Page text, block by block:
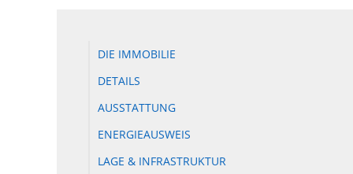
DIE IMMOBILIE
DETAILS
AUSSTATTUNG
ENERGIEAUSWEIS
LAGE & INFRASTRUKTUR